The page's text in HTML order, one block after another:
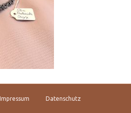
Impressum Datenschutz